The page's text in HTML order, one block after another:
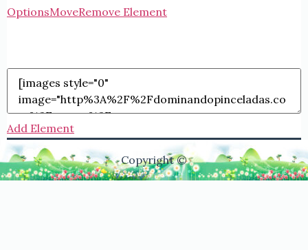
OptionsMoveRemove Element
Add Element
Copyright ©